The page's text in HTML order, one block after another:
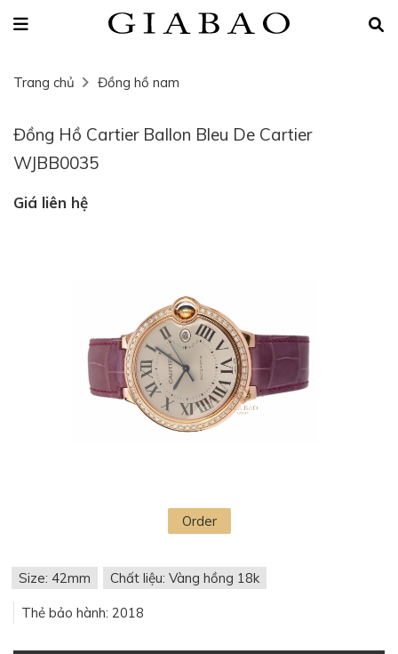
Trang chủ Đồng hồ nam
Đồng Hồ Cartier Ballon Bleu De Cartier
WJBB0035
Giá liên hệ
Order
Size: 42mm Chất liệu: Vàng hồng 18k
Thẻ bảo hành: 2018